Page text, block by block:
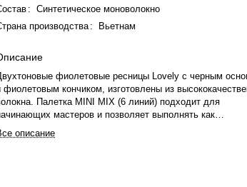
:
Синтетическое моноволокно
производства: Вьетнам
фиолетовые ресницы Lovely с черным
фиолетовым кончиком, изготовлены из
Палетка MINI MIX (6 линий) подходит для
мастеров и позволяет выполнять как
так и объемное наращивание. Ресницы
проверку качества.
описание